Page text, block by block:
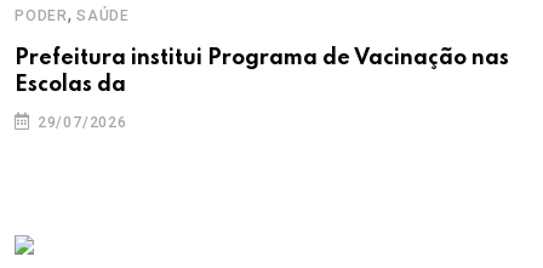
PODER, SAÚDE
Prefeitura institui Programa de Vacinação nas
Escolas da
29/07/2026